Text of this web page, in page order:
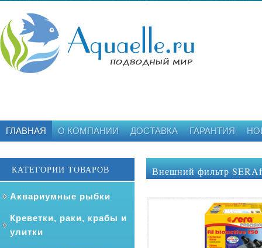
ГЛАВНАЯ О КОМПАНИИ ДОСТАВКА ГАРАНТИЯ
КАТЕГОРИИ ТОВАРОВ
Аквариумные рыбки
Креветки, раки, крабы и
улитки
Внешний фильтр